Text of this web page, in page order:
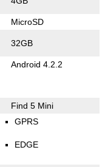
MicroSD
32GB
Android 4.2.2
Find 5 Mini
GPRS
EDGE